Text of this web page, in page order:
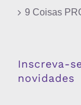
9 Coisas
Inscreva-
novidades